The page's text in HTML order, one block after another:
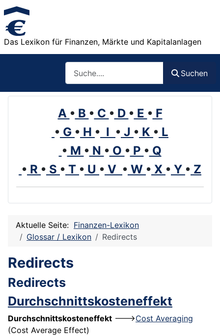
Das Lexikon für Finanzen, Märkte und Kapitalanlagen
Suchen
A • B • C • D • E • F
• G • H • I • J • K • L
• M • N • O • P • Q
• R • S • T • U • V • W • X • Y • Z
Aktuelle Seite: Finanzen-Lexikon
Glossar / Lexikon
Redirects
Redirects
Redirects
Durchschnittskosteneffekt
Durchschnittskosteneffekt --->Cost Averaging
(Cost Average Effect)